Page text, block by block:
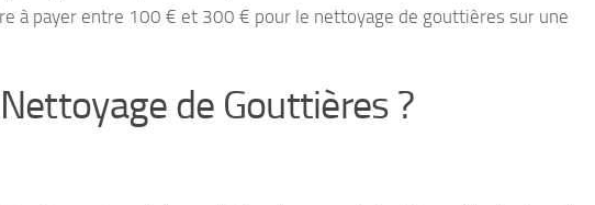
à payer entre 100 € et 300 € pour le nettoyage de gouttières sur une
de Gouttières ?